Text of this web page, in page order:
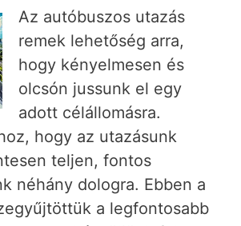
Az autóbuszos utazás
remek lehetőség arra,
hogy kényelmesen és
olcsón jussunk el egy
adott célállomásra.
hogy az utazásunk
teljen, fontos
néhány dologra. Ebben a
a legfontosabb